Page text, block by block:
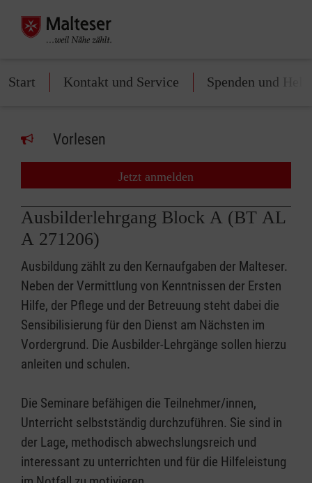
Start Kontakt und Service Spenden und
Vorlesen
Jetzt anmelden
Ausbilderlehrgang Block A (BT AL
A 271206)
Ausbildung zählt zu den Kernaufgaben der Malteser.
Neben der Vermittlung von Kenntnissen der Ersten
Hilfe, der Pflege und der Betreuung steht dabei die
Sensibilisierung für den Dienst am Nächsten im
Vordergrund. Die Ausbilder-Lehrgänge sollen hierzu
anleiten und schulen.
Die Seminare befähigen die Teilnehmer/innen,
Unterricht selbstständig durchzuführen. Sie sind in
der Lage, methodisch abwechslungsreich und
interessant zu unterrichten und für die Hilfeleistung